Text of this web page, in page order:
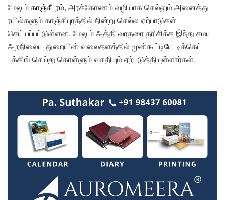
மேலும்காஞ்சீபுரம், அரக்கோணம் வழியாக செல்லும் அனைத்து
ரயில்களும் காஞ்சிபுரத்தில் நின்று செல்ல ஏற்பாடுகள்
செய்யப்பட்டுள்ளன. மேலும் அத்தி வரதரை தரிசிக்க இந்து சமய
அறநிலைய துறையின் வலைதளத்தில் முன்கூட்டியே டிக்கெட்
புக்கிங் செய்து கொள்ளும் வசதியும் ஏற்படுத்தியுள்ளார்கள்.